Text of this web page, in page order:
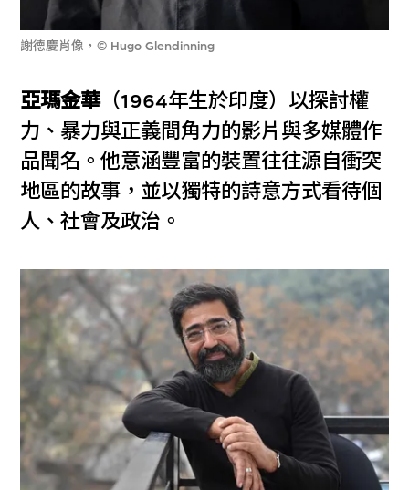
謝德慶肖像，© Hugo Glendinning
亞瑪金華（1964年生於印度）以探討權
力、暴力與正義間角力的影片與多媒體作
品聞名。他意涵豐富的裝置往往源自衝突
地區的故事，並以獨特的詩意方式看待個
人、社會及政治。